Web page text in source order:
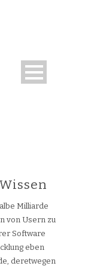
Milliarde
von Usern zu
Software
eben
deretwegen